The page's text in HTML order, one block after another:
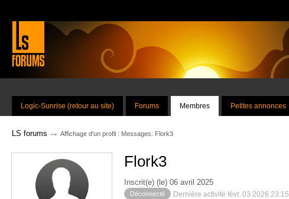
Logic-Sunrise (retour au site) Forums Membres Petites annonces
LS forums → Affichage d'un profil : Messages: Flork3
Flork3
Inscrit(e) (le) 06 avril 2025
Déconnecté Dernière activité févr. 03 2026 23:15